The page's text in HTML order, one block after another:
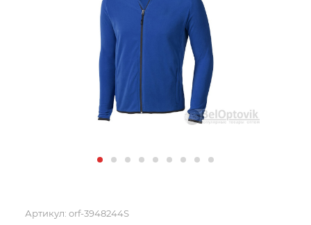
Артикул: orf-3948244S